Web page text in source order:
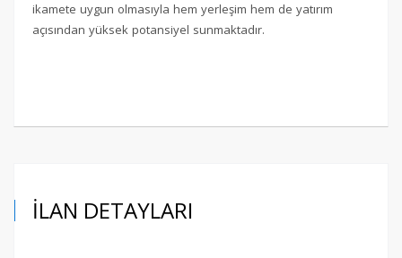
ikamete uygun olmasıyla hem yerleşim hem de yatırım
açısından yüksek potansiyel sunmaktadır.
İLAN DETAYLARI